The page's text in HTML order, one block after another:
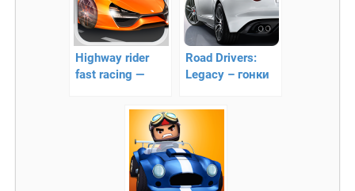
Highway rider
fast racing —
выживание
Road Drivers:
Legacy – гонки